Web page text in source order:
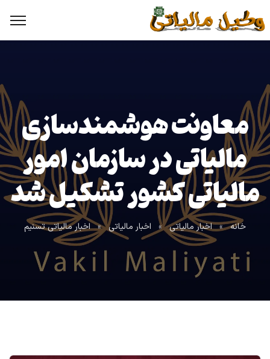
معاونت هوشمندسازی
مالیاتی در سازمان امور
مالیاتی کشور تشکیل شد
خانه » اخبار مالیاتی » اخبار مالیاتی » اخبار مالیاتی تسنیم